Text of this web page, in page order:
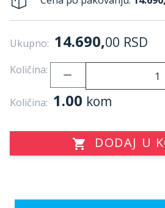
Ukupno: 14.690,00 RSD
Količina:
Količina: 1.00 kom
DODAJ U